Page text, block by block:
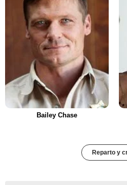
Bailey Chase
Reparto y